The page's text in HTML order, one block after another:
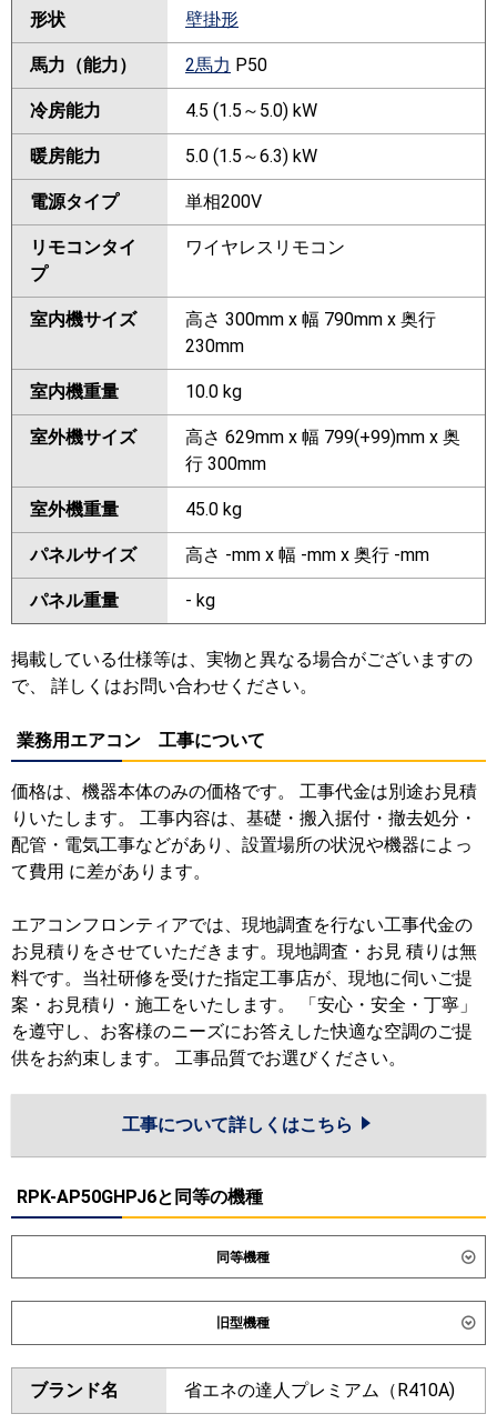
形状 壁掛形
馬力（能力） 2馬力 P50
冷房能力 4.5 (1.5～5.0) kW
暖房能力 5.0 (1.5～6.3) kW
電源タイプ 単相200V
リモコンタイ
プ
ワイヤレスリモコン
室内機サイズ
高さ 300mm x 幅 790mm x 奥行
230mm
室内機重量 10.0 kg
室外機サイズ
高さ 629mm x 幅 799(+99)mm x 奥
行 300mm
室外機重量 45.0 kg
パネルサイズ 高さ -mm x 幅 -mm x 奥行 -mm
パネル重量 - kg
掲載している仕様等は、実物と異なる場合がございますの
で、 詳しくはお問い合わせください。
業務用エアコン 工事について
価格は、機器本体のみの価格です。 工事代金は別途お見積
りいたします。 工事内容は、基礎・搬入据付・撤去処分・
配管・電気工事などがあり、設置場所の状況や機器によっ
て費用 に差があります。
エアコンフロンティアでは、現地調査を行ない工事代金の
お見積りをさせていただきます。現地調査・お見 積りは無
料です。当社研修を受けた指定工事店が、現地に伺いご提
案・お見積り・施工をいたします。 「安心・安全・丁寧」
を遵守し、お客様のニーズにお答えした快適な空調のご提
供をお約束します。 工事品質でお選びください。
工事について詳しくはこちら
RPK-AP50GHPJ6と同等の機種
同等機種
ダイキン
東芝
三菱電機
旧型機種
ダイキン
東芝
ブランド名 省エネの達人プレミアム（R410A)